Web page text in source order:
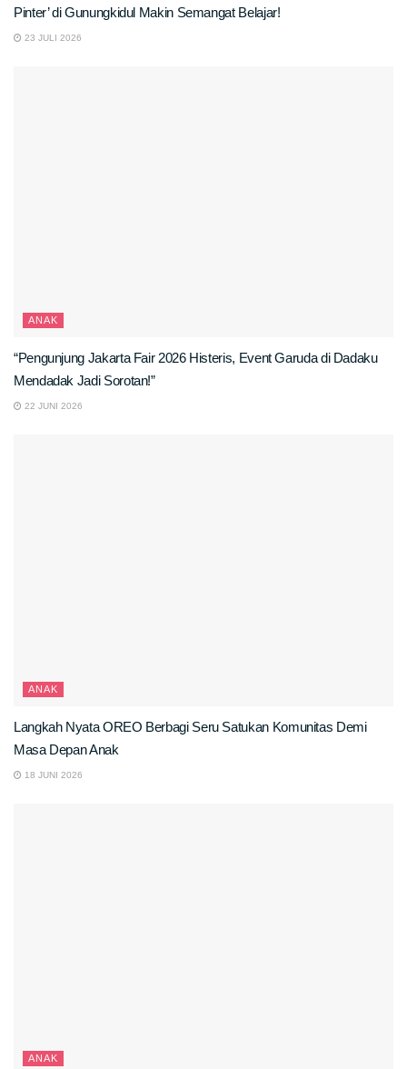
Pinter’ di Gunungkidul Makin Semangat Belajar!
23 JULI 2026
ANAK
“Pengunjung Jakarta Fair 2026 Histeris, Event Garuda di Dadaku
Mendadak Jadi Sorotan!”
22 JUNI 2026
ANAK
Langkah Nyata OREO Berbagi Seru Satukan Komunitas Demi
Masa Depan Anak
18 JUNI 2026
ANAK